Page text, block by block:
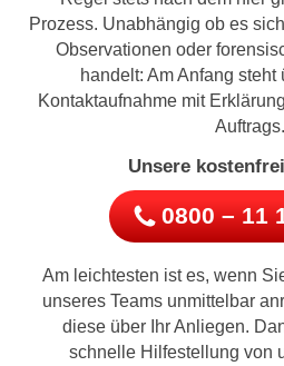
Prozess. Unabhängig ob es
Observationen oder
handelt: Am Anfang
Kontaktaufnahme mit
Auftrags.
Unsere
0800 – 11
Am leichtesten ist es, wenn
unseres Teams unmittelbar
diese über Ihr Anliegen.
schnelle Hilfestellung von